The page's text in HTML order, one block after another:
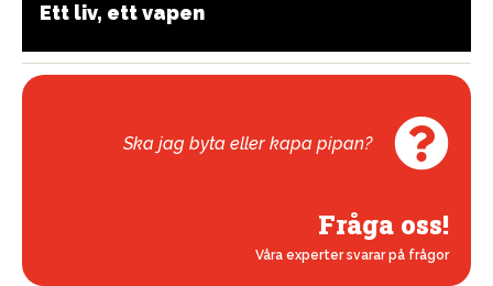
Ett liv, ett vapen
Ska jag byta eller kapa pipan?
Fråga oss!
Våra experter svarar på frågor